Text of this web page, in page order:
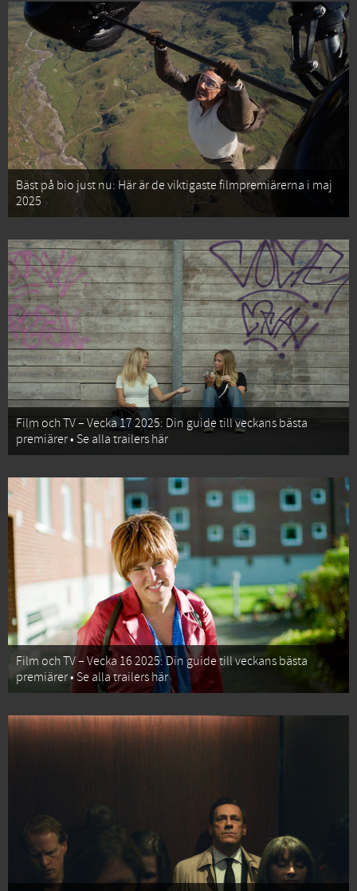
Bäst på bio just nu: Här är de viktigaste filmpremiärerna i maj
2025
Film och TV – Vecka 17 2025: Din guide till veckans bästa
premiärer • Se alla trailers här
Film och TV – Vecka 16 2025: Din guide till veckans bästa
premiärer • Se alla trailers här